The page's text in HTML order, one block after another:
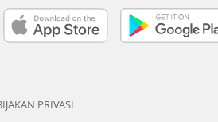
PRIVASI